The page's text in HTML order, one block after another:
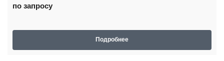
по запросу
Подробнее